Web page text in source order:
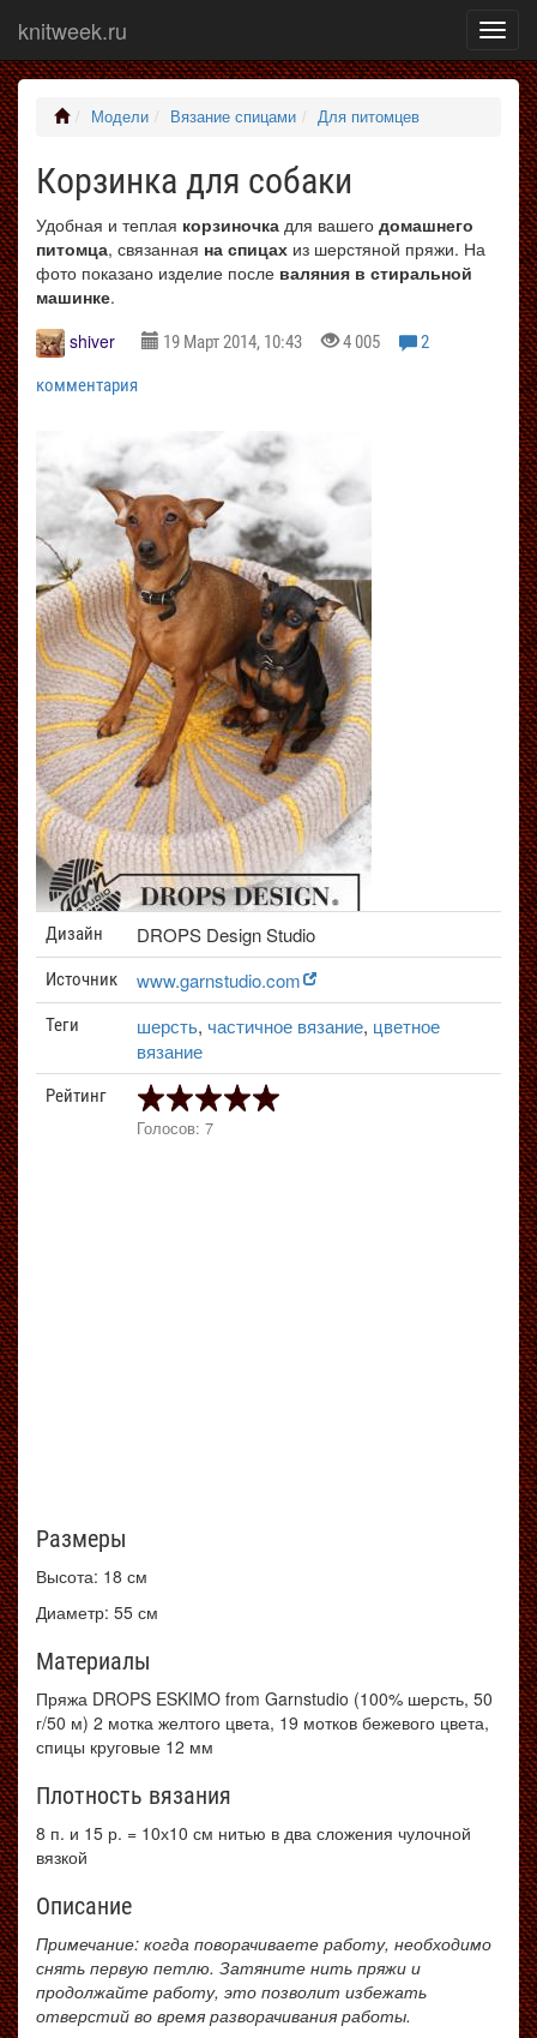
меню
knitweek.ru
Модели Вязание спицами Для питомцев
Корзинка для собаки
Удобная и теплая корзиночка для вашего домашнего
питомца, связанная на спицах из шерстяной пряжи. На
фото показано изделие после валяния в стиральной
машинке.
shiver
19 Март 2014, 10:43 4 005
2
комментария
Дизайн DROPS Design Studio
Источник www.garnstudio.com
Теги шерсть, частичное вязание, цветное
вязание
Рейтинг
Голосов: 7
Размеры
Высота: 18 см
Диаметр: 55 см
Материалы
Пряжа DROPS ESKIMO from Garnstudio (100% шерсть, 50
г/50 м) 2 мотка желтого цвета, 19 мотков бежевого цвета,
спицы круговые 12 мм
Плотность вязания
8 п. и 15 р. = 10х10 см нитью в два сложения чулочной
вязкой
Описание
Примечание: когда поворачиваете работу, необходимо
снять первую петлю. Затяните нить пряжи и
продолжайте работу, это позволит избежать
отверстий во время разворачивания работы.